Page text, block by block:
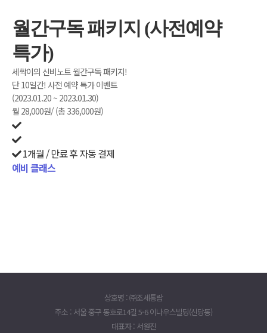
월간구독 패키지 (사전예약
특가)
세싹이의 신비노트 월간구독 패키지!
단 10일간! 사전 예약 특가 이벤트
(2023.01.20 ~ 2023.01.30)
월 28,000원/ (총 336,000원)
1개월 / 만료 후 자동 결제
예비 클래스
상호명 : ㈜조세통람
주소 : 서울 중구 동호로14길 5-6 이나우스빌딩(신당동)
대표자 : 서원진